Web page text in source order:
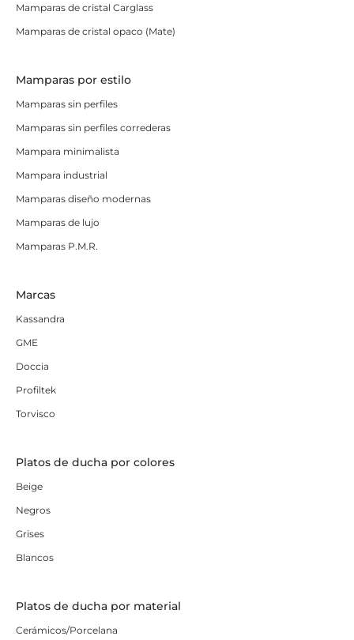
Mamparas de cristal Carglass
Mamparas de cristal opaco (Mate)
Mamparas por estilo
Mamparas sin perfiles
Mamparas sin perfiles correderas
Mampara minimalista
Mampara industrial
Mamparas diseño modernas
Mamparas de lujo
Mamparas P.M.R.
Marcas
Kassandra
GME
Doccia
Profiltek
Torvisco
Platos de ducha por colores
Beige
Negros
Grises
Blancos
Platos de ducha por material
Cerámicos/Porcelana